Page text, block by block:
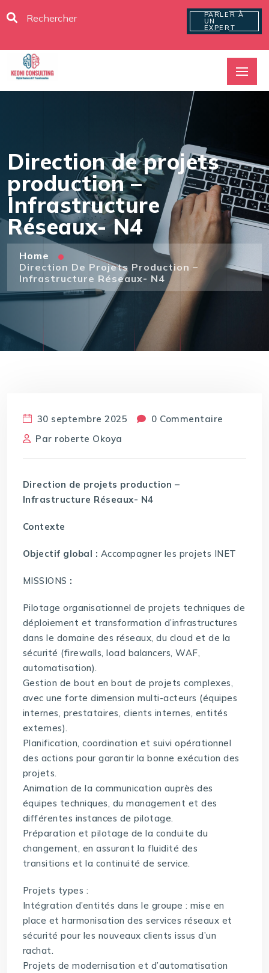
PARLER À
UN
EXPERT
Direction de projets
production –
Infrastructure
Réseaux- N4
Home
Direction De Projets Production –
Infrastructure Réseaux- N4
30 septembre 2025
0 Commentaire
Par roberte Okoya
Direction de projets production –
Infrastructure Réseaux- N4
Contexte
Objectif global : Accompagner les projets INET
MISSIONS :
Pilotage organisationnel de projets techniques de
déploiement et transformation d’infrastructures
dans le domaine des réseaux, du cloud et de la
sécurité (firewalls, load balancers, WAF,
automatisation).
Gestion de bout en bout de projets complexes,
avec une forte dimension multi-acteurs (équipes
internes, prestataires, clients internes, entités
externes).
Planification, coordination et suivi opérationnel
des actions pour garantir la bonne exécution des
projets.
Animation de la communication auprès des
équipes techniques, du management et des
différentes instances de pilotage.
Préparation et pilotage de la conduite du
changement, en assurant la fluidité des
transitions et la continuité de service.
Projets types :
Intégration d’entités dans le groupe : mise en
place et harmonisation des services réseaux et
sécurité pour les nouveaux clients issus d’un
rachat.
Projets de modernisation et d’automatisation